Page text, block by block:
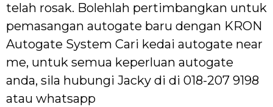
telah rosak. Bolehlah pertimbangkan untuk
pemasangan autogate baru dengan KRON
Autogate System Cari kedai autogate near
me, untuk semua keperluan autogate
anda, sila hubungi Jacky di di 018-207 9198
atau whatsapp